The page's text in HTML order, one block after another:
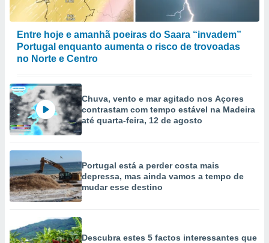
Entre hoje e amanhã poeiras do Saara “invadem”
Portugal enquanto aumenta o risco de trovoadas
no Norte e Centro
Chuva, vento e mar agitado nos Açores
contrastam com tempo estável na Madeira
até quarta-feira, 12 de agosto
Portugal está a perder costa mais
depressa, mas ainda vamos a tempo de
mudar esse destino
Descubra estes 5 factos interessantes que